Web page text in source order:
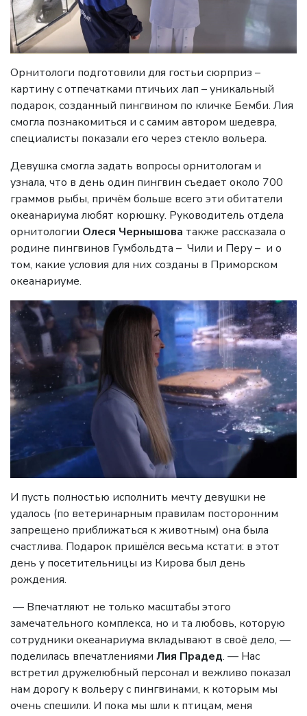
Орнитологи подготовили для гостьи сюрприз –
картину с отпечатками птичьих лап – уникальный
подарок, созданный пингвином по кличке Бемби. Лия
смогла познакомиться и с самим автором шедевра,
специалисты показали его через стекло вольера.
Девушка смогла задать вопросы орнитологам и
узнала, что в день один пингвин съедает около 700
граммов рыбы, причём больше всего эти обитатели
океанариума любят корюшку. Руководитель отдела
орнитологии Олеся Чернышова также рассказала о
родине пингвинов Гумбольдта – Чили и Перу – и о
том, какие условия для них созданы в Приморском
океанариуме.
И пусть полностью исполнить мечту девушки не
удалось (по ветеринарным правилам посторонним
запрещено приближаться к животным) она была
счастлива. Подарок пришёлся весьма кстати: в этот
день у посетительницы из Кирова был день
рождения.
— Впечатляют не только масштабы этого
замечательного комплекса, но и та любовь, которую
сотрудники океанариума вкладывают в своё дело, —
поделилась впечатлениями Лия Прадед. — Нас
встретил дружелюбный персонал и вежливо показал
нам дорогу к вольеру с пингвинами, к которым мы
очень спешили. И пока мы шли к птицам, меня